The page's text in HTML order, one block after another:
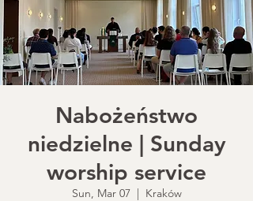
Nabożeństwo
niedzielne | Sunday
worship service
Sun, Mar 07
  |
Kraków